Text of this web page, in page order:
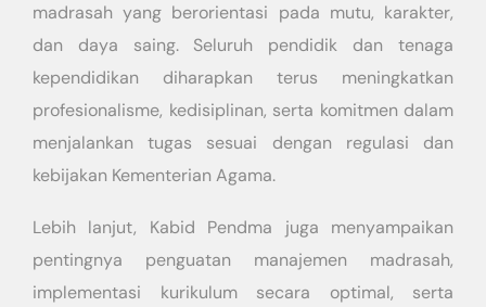
madrasah yang berorientasi pada mutu, karakter,
dan daya saing. Seluruh pendidik dan tenaga
kependidikan diharapkan terus meningkatkan
profesionalisme, kedisiplinan, serta komitmen dalam
menjalankan tugas sesuai dengan regulasi dan
kebijakan Kementerian Agama.
Lebih lanjut, Kabid Pendma juga menyampaikan
pentingnya penguatan manajemen madrasah,
implementasi kurikulum secara optimal, serta